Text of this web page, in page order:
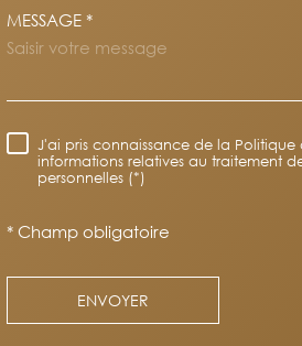
MESSAGE *
J'ai pris connaissance de la
informations relatives au traitement
personnelles (*)
* Champ obligatoire
ENVOYER